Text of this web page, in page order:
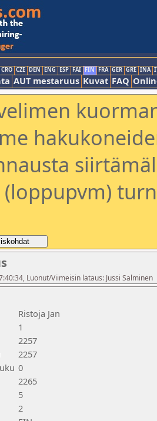
CRO CZE DEN ENG ESP FAI FIN FRA GER GRE INA
AUT mestaruus Kuvat FAQ
Luonut/Viimeisin lataus: Jussi Salminen
Ristoja Jan
1
2257
2257
0
2265
5
2